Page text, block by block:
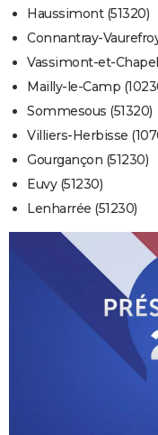
Haussimont (51320)
Connantray-
Vassimont-et-
Mailly-le-Camp
Sommesous (51320)
Villiers-Herbisse
Gourgançon (51230)
Euvy (51230)
Lenharrée (51230)